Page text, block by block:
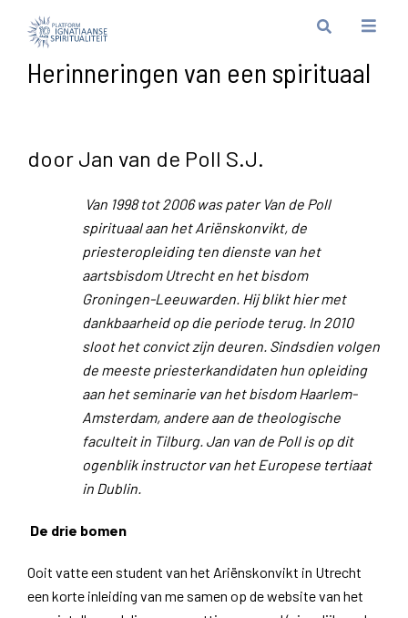
Herinneringen van een spirituaal
door Jan van de Poll S.J.
Van 1998 tot 2006 was pater Van de Poll
spirituaal aan het Ariënskonvikt, de
priesteropleiding ten dienste van het
aartsbisdom Utrecht en het bisdom
Groningen-Leeuwarden. Hij blikt hier met
dankbaarheid op die periode terug. In 2010
sloot het convict zijn deuren. Sindsdien volgen
de meeste priesterkandidaten hun opleiding
aan het seminarie van het bisdom Haarlem-
Amsterdam, andere aan de theologische
faculteit in Tilburg. Jan van de Poll is op dit
ogenblik instructor van het Europese tertiaat
in Dublin.
De drie bomen
Ooit vatte een student van het Ariënskonvikt in Utrecht
een korte inleiding van me samen op de website van het